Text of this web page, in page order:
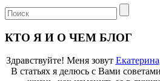
КТО Я И О ЧЕМ БЛОГ
Здравствуйте! Меня зовут Екатерина
В статьях я делюсь с Вами